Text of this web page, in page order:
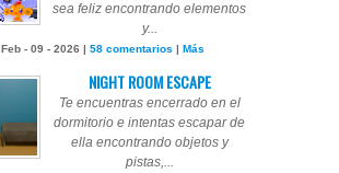
sea feliz encontrando elementos
y...
Feb - 09 - 2026 | 58 comentarios | Más
NIGHT ROOM ESCAPE
Te encuentras encerrado en el
dormitorio e intentas escapar de
ella encontrando objetos y
pistas,...